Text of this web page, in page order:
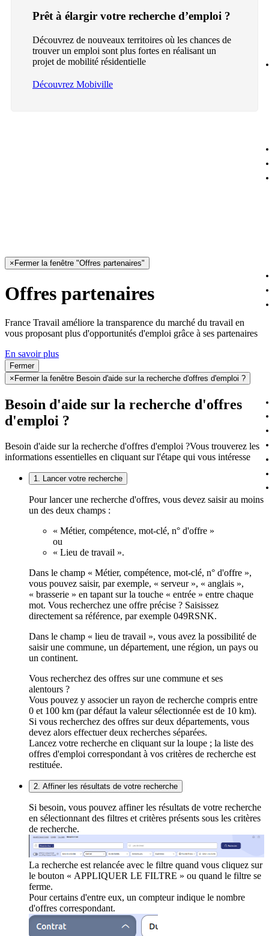
Prêt à élargir votre recherche d’emploi ?
Découvrez de nouveaux territoires où les chances de
trouver un emploi sont plus fortes en réalisant un
projet de mobilité résidentielle
Découvrez Mobiville
× Fermer la fenêtre "Offres partenaires"
Offres partenaires
France Travail améliore la transparence du marché du travail en
vous proposant plus d'opportunités d'emploi grâce à ses partenaires
En savoir plus
Fermer
× Fermer la fenêtre Besoin d'aide sur la recherche d'offres d'emploi ?
Besoin d'aide sur la recherche d'offres
d'emploi ?
Besoin d'aide sur la recherche d'offres d'emploi ?Vous trouverez les
informations essentielles en cliquant sur l'étape qui vous intéresse
1. Lancer votre recherche
Pour lancer une recherche d'offres, vous devez saisir au moins
un des deux champs :
« Métier, compétence, mot-clé, n° d'offre »
ou
« Lieu de travail ».
Dans le champ « Métier, compétence, mot-clé, n° d'offre »,
vous pouvez saisir, par exemple, « serveur », « anglais »,
« brasserie » en tapant sur la touche « entrée » entre chaque
mot. Vous recherchez une offre précise ? Saisissez
directement sa référence, par exemple 049RSNK.
Dans le champ « lieu de travail », vous avez la possibilité de
saisir une commune, un département, une région, un pays ou
un continent.
Vous recherchez des offres sur une commune et ses
alentours ?
Vous pouvez y associer un rayon de recherche compris entre
0 et 100 km (par défaut la valeur sélectionnée est de 10 km).
Si vous recherchez des offres sur deux départements, vous
devez alors effectuer deux recherches séparées.
Lancez votre recherche en cliquant sur la loupe ; la liste des
offres d'emploi correspondant à vos critères de recherche est
restituée.
2. Affiner les résultats de votre recherche
Si besoin, vous pouvez affiner les résultats de votre recherche
en sélectionnant des filtres et critères présents sous les critères
de recherche.
La recherche est relancée avec le filtre quand vous cliquez sur
le bouton « APPLIQUER LE FILTRE » ou quand le filtre se
ferme.
Pour certains d'entre eux, un compteur indique le nombre
d'offres correspondant.